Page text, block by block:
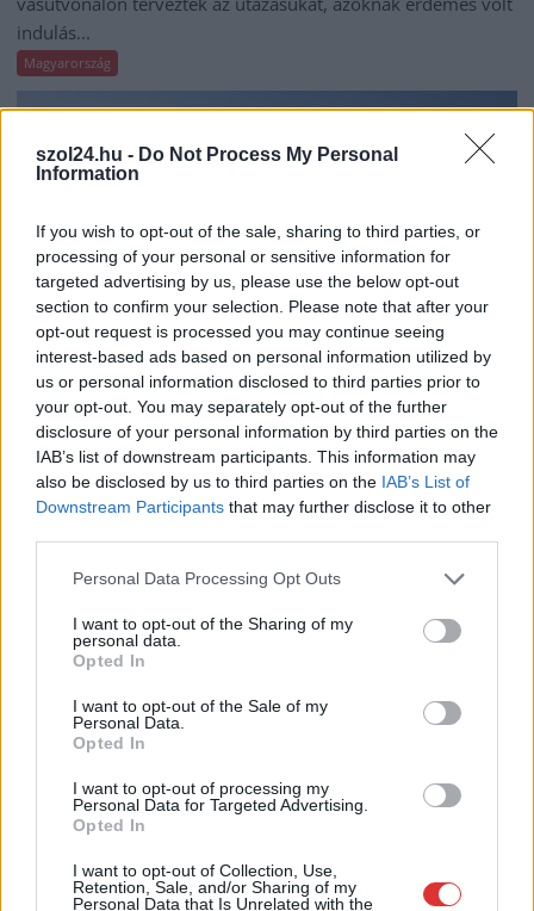
szol24.hu - Do Not Process My Personal
Information
If you wish to opt-out of the sale, sharing to third parties, or
processing of your personal or sensitive information for
targeted advertising by us, please use the below opt-out
section to confirm your selection. Please note that after your
opt-out request is processed you may continue seeing
interest-based ads based on personal information utilized by
us or personal information disclosed to third parties prior to
your opt-out. You may separately opt-out of the further
disclosure of your personal information by third parties on the
IAB’s list of downstream participants. This information may
also be disclosed by us to third parties on the IAB’s List of
Downstream Participants that may further disclose it to other
Please note that this website/app uses one or more Google
not limited to your visit or usage behaviour. You may click to
grant or deny consent to Google and its third-party tags to
use your data for below specified purposes in below Google
consent section.
Personal Data Processing Opt Outs
I want to opt-out of the Sharing of my
personal data.
Opted In
I want to opt-out of the Sale of my
Personal Data.
Opted In
I want to opt-out of processing my
Personal Data for Targeted Advertising.
Opted In
I want to opt-out of Collection, Use,
Retention, Sale, and/or Sharing of my
Personal Data that Is Unrelated with the
indulás...
Magyarország
2026.08.06. Kiss Lajos
Egyszer fent, egyszer lent, így festett a Duna a két
évvel ezelőtti árvíz idején és így most –
fotógyűjtemény ugyanazokból a szögekből
feltétlenül ajánlott ez a képgyűjtemény. Több helyszín
Magyarország